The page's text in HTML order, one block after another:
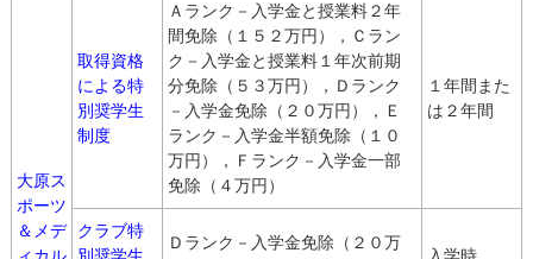
大原ス
ポーツ
＆メデ
取得資格
による特
別奨学生
制度
Ａランク－入学金と授業料２年
間免除（１５２万円），Ｃラン
ク－入学金と授業料１年次前期
分免除（５３万円），Ｄランク
－入学金免除（２０万円），Ｅ
ランク－入学金半額免除（１０
万円），Ｆランク－入学金一部
免除（４万円）
１年間また
は２年間
クラブ特
Ｄランク－入学金免除（２０万